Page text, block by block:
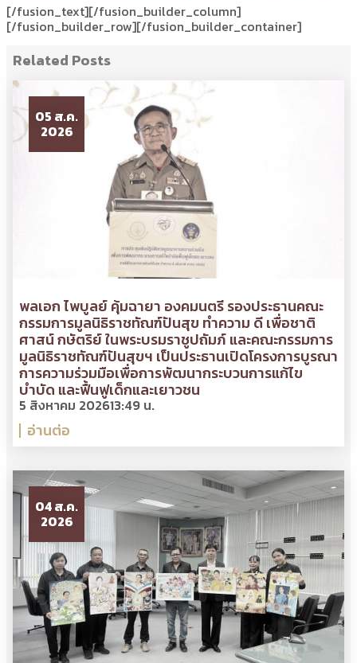
[/fusion_text][/fusion_builder_column]
[/fusion_builder_row][/fusion_builder_container]
Related Posts
05 ส.ค.
2026
พลเอก ไพบูลย์ คุ้มฉายา องคมนตรี รองประธานคณะ
กรรมการมูลนิธิราชทัณฑ์ปันสุข ทำความ ดี เพื่อชาติ
ศาสน์ กษัตริย์ ในพระบรมราชูปถัมภ์ และคณะกรรมการ
มูลนิธิราชทัณฑ์ปันสุขฯ เป็นประธานเปิดโครงการบูรณา
การความร่วมมือเพื่อการพัฒนากระบวนการแก้ไข
บำบัด และฟื้นฟูเด็กและเยาวชน
5 สิงหาคม 202613:49 น.
อ่านต่อ
04 ส.ค.
2026